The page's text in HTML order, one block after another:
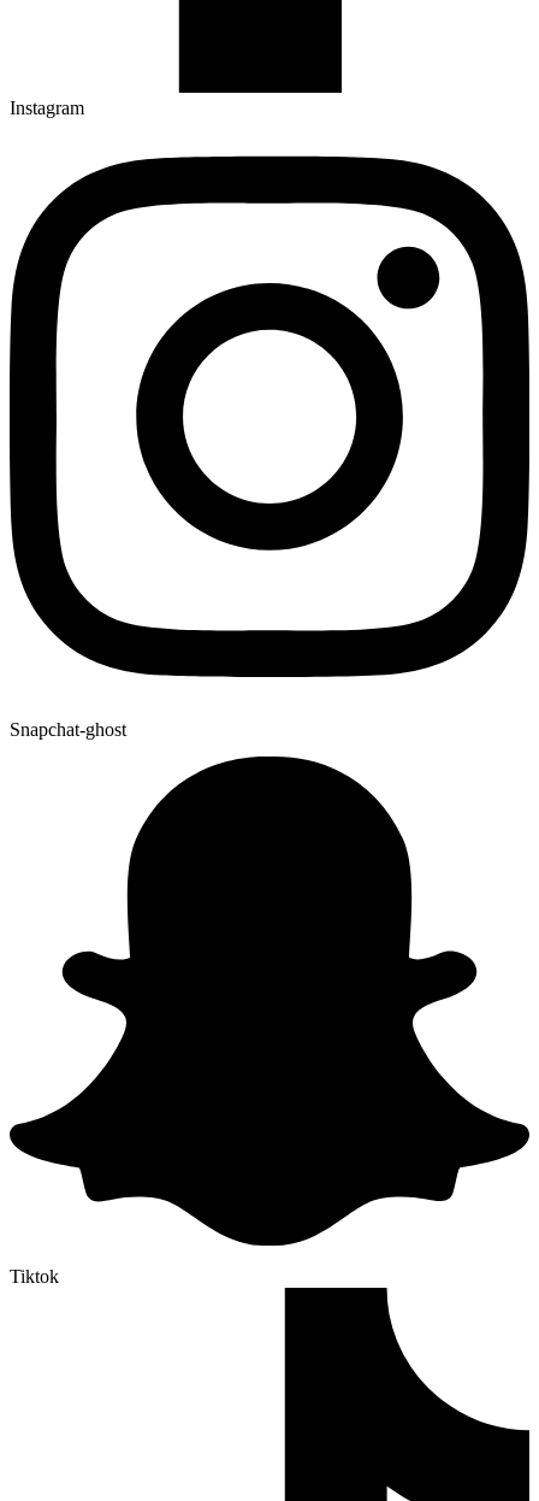
Instagram
Snapchat-ghost
Tiktok